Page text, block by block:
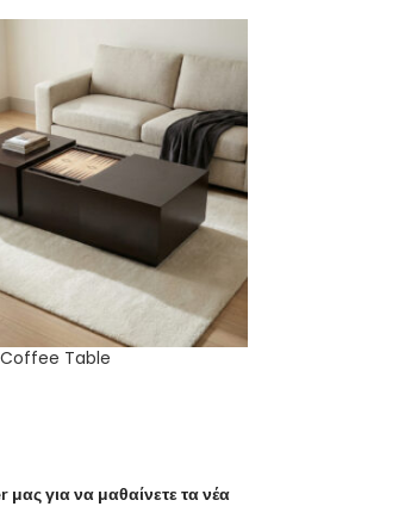
Table
για να μαθαίνετε τα νέα